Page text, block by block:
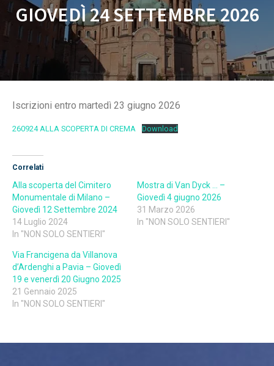
GIOVEDÌ 24 SETTEMBRE 2026
Iscrizioni entro martedì 23 giugno 2026
260924 ALLA SCOPERTA DI CREMA Download
Correlati
Alla scoperta del Cimitero
Monumentale di Milano –
Giovedì 12 Settembre 2024
14 Luglio 2024
In "NON SOLO SENTIERI"
Mostra di Van Dyck … –
Giovedì 4 giugno 2026
31 Marzo 2026
In "NON SOLO SENTIERI"
Via Francigena da Villanova
d’Ardenghi a Pavia – Giovedì
19 e venerdì 20 Giugno 2025
21 Gennaio 2025
In "NON SOLO SENTIERI"